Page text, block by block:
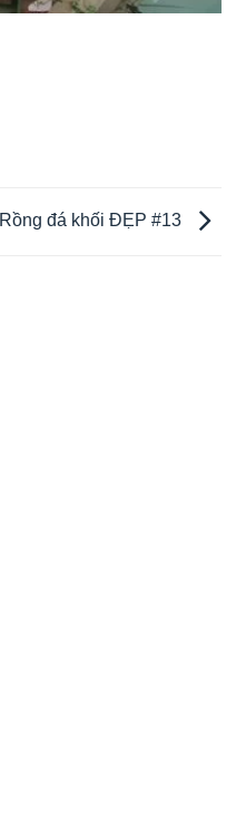
Rồng đá khối ĐẸP #13